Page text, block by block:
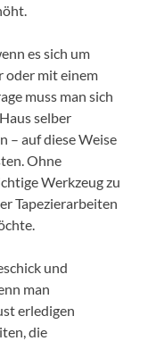
es sich um
oder mit einem
muss man sich
selber
– auf diese Weise
Ohne
Werkzeug zu
Tapezierarbeiten
und
man
erledigen
die